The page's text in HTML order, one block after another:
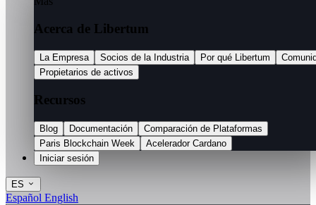
Acerca de Libertum
La Empresa Socios de la Industria Por qué Libertum
Propietarios de activos
Recursos
Blog Documentación
Comparación de Plataformas
Paris Blockchain Week
Acelerador Cardano
Iniciar sesión
ES
Español English